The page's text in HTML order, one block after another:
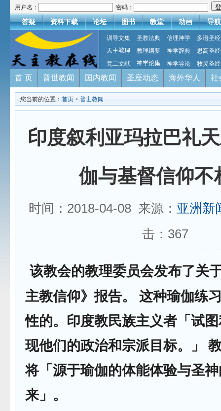
用户名： 密码：
答疑 资料下载 论坛 图书 教堂 动画 导航
训导文集 圣教法典 信理神学
多语圣经
天主教理
教理纲要 神学辞典
思高圣经
梵二文献
神学论集 神学导论 牧灵圣经
首 页 普世教闻 国内教闻 圣座动态 海外华人 社
您当前的位置： 首页 > 普世教闻
印度叙利亚玛拉巴礼
伽与基督信仰不
时间：2018-04-08 来源： 亚洲新
击： 367
该教会的教理委员会发布了关
主教信仰》报告。 这种瑜伽练
性的。印度教民族主义者「试
现他们的政治和宗派目标。」
将「源于瑜伽的体能体验与圣
来」。